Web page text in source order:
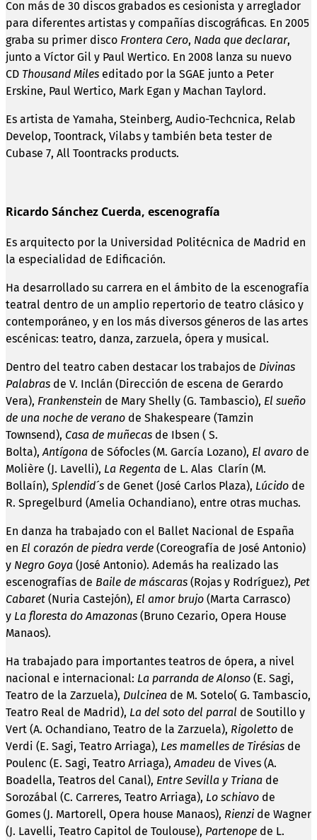
Con más de 30 discos grabados es cesionista y arreglador
para diferentes artistas y compañías discográficas. En 2005
graba su primer disco Frontera Cero, Nada que declarar,
junto a Víctor Gil y Paul Wertico. En 2008 lanza su nuevo
CD Thousand Miles editado por la SGAE junto a Peter
Erskine, Paul Wertico, Mark Egan y Machan Taylord.
Es artista de Yamaha, Steinberg, Audio-Techcnica, Relab
Develop, Toontrack, Vilabs y también beta tester de
Cubase 7, All Toontracks products.
Ricardo Sánchez Cuerda, escenografía
Es arquitecto por la Universidad Politécnica de Madrid en
la especialidad de Edificación.
Ha desarrollado su carrera en el ámbito de la escenografía
teatral dentro de un amplio repertorio de teatro clásico y
contemporáneo, y en los más diversos géneros de las artes
escénicas: teatro, danza, zarzuela, ópera y musical.
Dentro del teatro caben destacar los trabajos de Divinas
Palabras de V. Inclán (Dirección de escena de Gerardo
Vera), Frankenstein de Mary Shelly (G. Tambascio), El sueño
de una noche de verano de Shakespeare (Tamzin
Townsend), Casa de muñecas de Ibsen ( S.
Bolta), Antígona de Sófocles (M. García Lozano), El avaro de
Molière (J. Lavelli), La Regenta de L. Alas Clarín (M.
Bollaín), Splendid´s de Genet (José Carlos Plaza), Lúcido de
R. Spregelburd (Amelia Ochandiano), entre otras muchas.
En danza ha trabajado con el Ballet Nacional de España
en El corazón de piedra verde (Coreografía de José Antonio)
y Negro Goya (José Antonio). Además ha realizado las
escenografías de Baile de máscaras (Rojas y Rodríguez), Pet
Cabaret (Nuria Castejón), El amor brujo (Marta Carrasco)
y La floresta do Amazonas (Bruno Cezario, Opera House
Manaos).
Ha trabajado para importantes teatros de ópera, a nivel
nacional e internacional: La parranda de Alonso (E. Sagi,
Teatro de la Zarzuela), Dulcinea de M. Sotelo( G. Tambascio,
Teatro Real de Madrid), La del soto del parral de Soutillo y
Vert (A. Ochandiano, Teatro de la Zarzuela), Rigoletto de
Verdi (E. Sagi, Teatro Arriaga), Les mamelles de Tirésias de
Poulenc (E. Sagi, Teatro Arriaga), Amadeu de Vives (A.
Boadella, Teatros del Canal), Entre Sevilla y Triana de
Sorozábal (C. Carreres, Teatro Arriaga), Lo schiavo de
Gomes (J. Martorell, Opera house Manaos), Rienzi de Wagner
(J. Lavelli, Teatro Capitol de Toulouse), Partenope de L.